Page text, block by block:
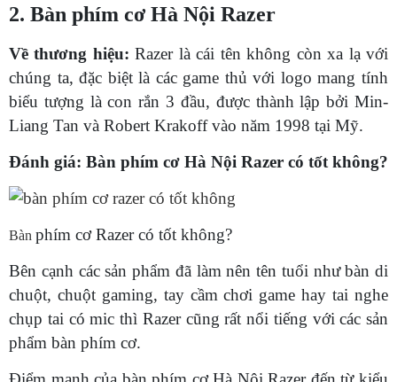
2. Bàn phím cơ Hà Nội Razer
Về thương hiệu: Razer là cái tên không còn xa lạ với
chúng ta, đặc biệt là các game thủ với logo mang tính
biểu tượng là con rắn 3 đầu, được thành lập bởi Min-
Liang Tan và Robert Krakoff vào năm 1998 tại Mỹ.
Đánh giá: Bàn phím cơ Hà Nội Razer có tốt không?
Bàn phím cơ Razer có tốt không?
Bên cạnh các sản phẩm đã làm nên tên tuổi như bàn di
chuột, chuột gaming, tay cầm chơi game hay tai nghe
chụp tai có mic thì Razer cũng rất nổi tiếng với các sản
phẩm bàn phím cơ.